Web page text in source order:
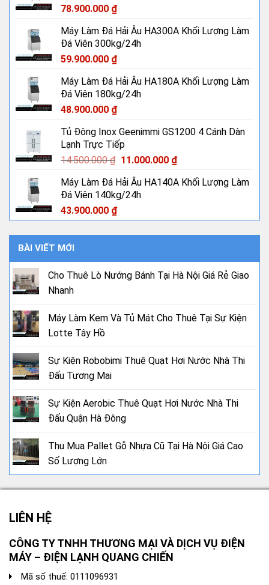
78.900.000 ₫
Máy Làm Đá Hải Âu HA300A Khối Lượng Làm
Đá Viên 300kg/24h
59.900.000 ₫
Máy Làm Đá Hải Âu HA180A Khối Lượng Làm
Đá Viên 180kg/24h
48.900.000 ₫
Tủ Đông Inox Geenimmi GS1200 4 Cánh Dàn
Lạnh Trực Tiếp
14.500.000₫ Giá
là:
14.500.000 ₫.
11.000.000 ₫Giá
tại
Máy Làm Đá Hải Âu HA140A Khối Lượng Làm
Đá Viên 140kg/24h
43.900.000 ₫
BÀI VIẾT MỚI
Cho Thuê Lò Nướng Bánh Tại Hà Nội Giá Rẻ Giao
Nhanh
Máy Làm Kem Và Tủ Mát Cho Thuê Tại Sự Kiện
Lotte Tây Hồ
Sự Kiện Robobimi Thuê Quạt Hơi Nước Nhà Thi
Đấu Tương Mai
Sự Kiện Aerobic Thuê Quạt Hơi Nước Nhà Thi
Đấu Quận Hà Đông
Thu Mua Pallet Gỗ Nhựa Cũ Tại Hà Nội Giá Cao
Số Lượng Lớn
LIÊN HỆ
CÔNG TY TNHH THƯƠNG MẠI VÀ DỊCH VỤ ĐIỆN
MÁY – ĐIỆN LẠNH QUANG CHIẾN
Mã số thuế: 0111096931